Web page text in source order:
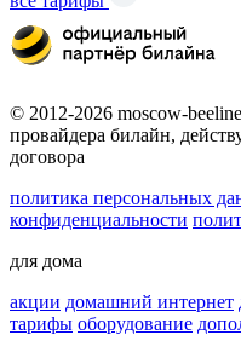
© 2012-2026 moscow-
провайдера билайн,
договора
политика персональных
конфиденциальности
для дома
акции домашний интернет
тарифы оборудование